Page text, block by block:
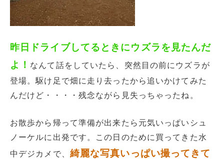
昨日ドライブしてるときにウズラを見たんだ
よ！ なんて話をしていたら、突然目の前にウズラが
登場。駆け足で畑に走り去ったから追いかけてみた
んだけど・・・・残念ながら見失っちゃったね。
お散歩から帰って準備が出来たら元気いっぱいシュ
ノーケルに出発です。この日のために買ってきた水
中デジカメで、 綺麗な写真いっぱい撮ってきて